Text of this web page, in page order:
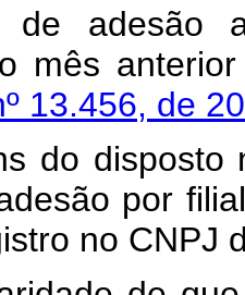
de adesão
mês
13.456, de
do
por
no CNPJ